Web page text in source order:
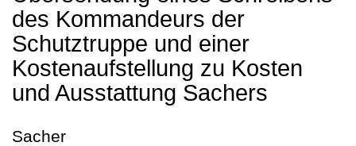
des Kommandeurs der
Schutztruppe und einer
Kostenaufstellung zu Kosten
und Ausstattung Sachers
Sacher